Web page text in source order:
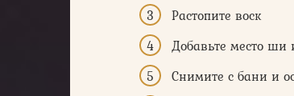
Растопите воск
Добавьте место ши
Снимите с бани и